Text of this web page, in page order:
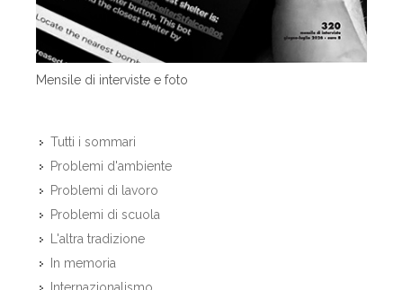
Mensile di interviste e foto
Tutti i sommari
Problemi d'ambiente
Problemi di lavoro
Problemi di scuola
L'altra tradizione
In memoria